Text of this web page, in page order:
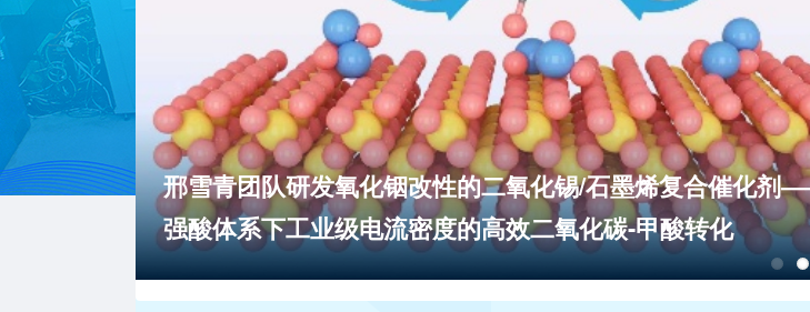
邢雪青团队研发氧化铟改性的二氧化锡/石墨烯复合催化剂
强酸体系下工业级电流密度的高效二氧化碳-甲酸转化